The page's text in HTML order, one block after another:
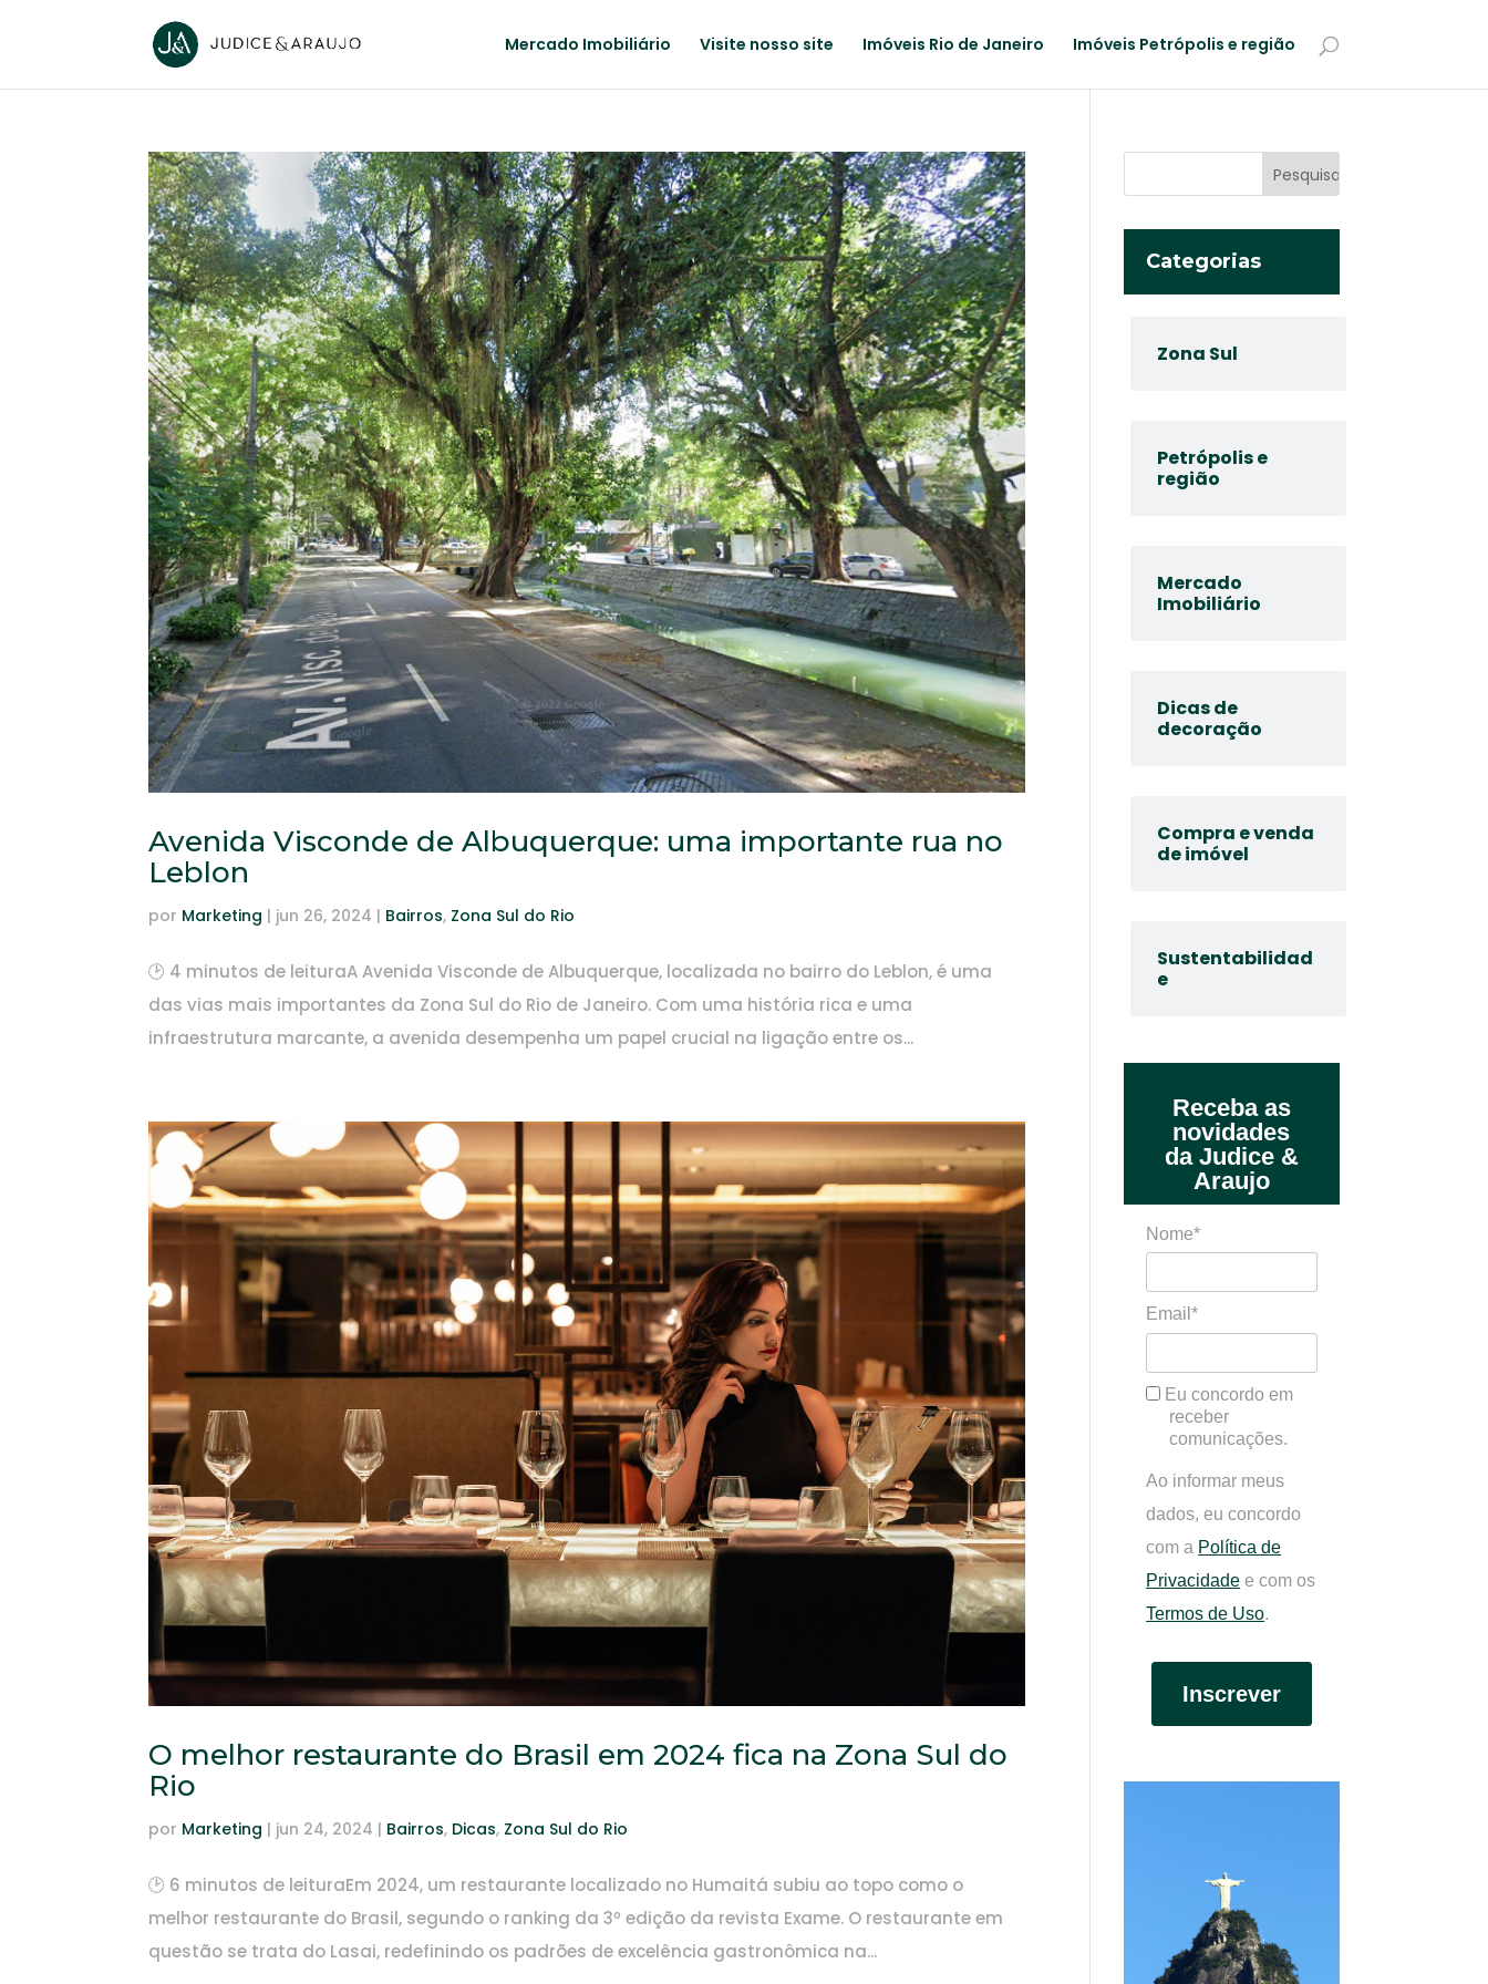
Mercado Imobiliário Visite nosso site Imóveis Rio de Janeiro Imóveis Petrópolis e região
Avenida Visconde de Albuquerque: uma importante rua no
Leblon
por Marketing | jun 26, 2024 | Bairros, Zona Sul do Rio
🕑 4 minutos de leituraA Avenida Visconde de Albuquerque, localizada no bairro do Leblon, é uma
das vias mais importantes da Zona Sul do Rio de Janeiro. Com uma história rica e uma
infraestrutura marcante, a avenida desempenha um papel crucial na ligação entre os...
O melhor restaurante do Brasil em 2024 fica na Zona Sul do
Rio
por Marketing | jun 24, 2024 | Bairros, Dicas, Zona Sul do Rio
🕑 6 minutos de leituraEm 2024, um restaurante localizado no Humaitá subiu ao topo como o
melhor restaurante do Brasil, segundo o ranking da 3º edição da revista Exame. O restaurante em
questão se trata do Lasai, redefinindo os padrões de excelência gastronômica na...
Categorias
Zona Sul
Petrópolis e
região
Mercado
Imobiliário
Dicas de
decoração
Compra e venda
de imóvel
Sustentabilidad
e
Receba as
novidades
da Judice &
Araujo
Nome*
Email*
Eu concordo em
receber
comunicações.
Ao informar meus
dados, eu concordo
com a Política de
Privacidade e com os
Termos de Uso.
Inscrever